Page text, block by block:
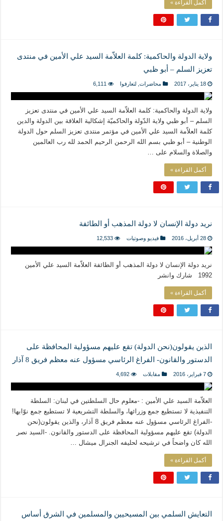
أكمل القراءة »
ولاية الدولة والحاكمية: كلمة العلاّمة السيد علي الأمين في منتدى
تعزيز السلم – أبو ظبي
18 يناير، 2017 محاضرات, لتعارفوا 6,111
ولاية الدولة والحاكمية: كلمة العلاّمة السيد علي الأمين في منتدى تعزيز
السلم – أبو ظبي ولاية الدّولة والحاكميّة إشكالية العلاقة بين الدولة والدين
كلمة العلاّمة السيد علي الأمين في مؤتمر منتدى تعزيز السلم حول الدولة
الوطنية – أبو ظبي بسم الله الرحمن الرحيم الحمد لله رب العالمين
والصلاة والسلام على …
أكمل القراءة »
نريد دولة الإنسان لا دولة المذهب أو الطائفة
28 أبريل، 2016 فيديو وصوتيات 12,533
نريد دولة الإنسان لا دولة المذهب أو الطائفة العلاّمة السيد علي الأمين
1992 شارك وانشر
أكمل القراءة »
الذين يقولون(نحن الدولة) تقع عليهم مسؤولية المحافظة على
الدستور والقانون- الفراغ الرئاسي مسؤول عنه معظم فريق 8 آذار
7 فبراير، 2016 مقابلات 4,692
العلاّمة السيد علي الأمين : -معلوم حال السلطتين في لبنان: السلطة
التنفيذية لا تستطيع جمع وزرائها، والسلطة التشريعية لا تستطيع جمع نوّابها!
-الفراغ الرئاسي مسؤول عنه معظم فريق 8 آذار، والذين يقولون(نحن
الدولة) تقع عليهم مسؤولية المحافظة على الدستور والقانون. -السيد نصر
الله كان واضحاً في ترشيحه لحليفه الجنرال ميشال …
أكمل القراءة »
التعايش السلمي بين المسيحيين والمسلمين في الشرق أساس